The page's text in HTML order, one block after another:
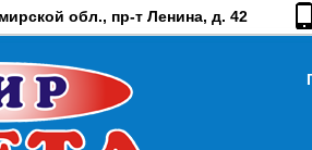
обл., пр-т Ленина, д. 42